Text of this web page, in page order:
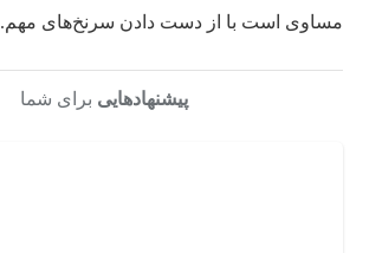
مساوی است با از دست دادن سرنخ‌های مهم.
پیشنهادهایی برای شما